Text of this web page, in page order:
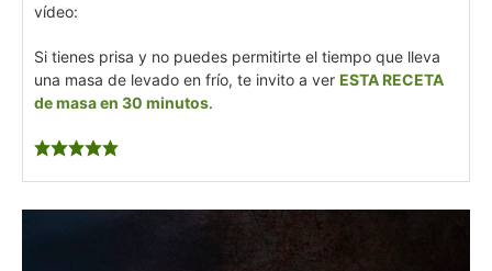
vídeo:
Si tienes prisa y no puedes permitirte el tiempo que lleva
una masa de levado en frío, te invito a ver ESTA RECETA
de masa en 30 minutos.